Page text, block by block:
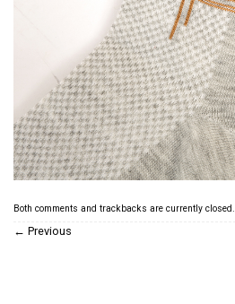
Both comments and trackbacks are currently closed.
← Previous